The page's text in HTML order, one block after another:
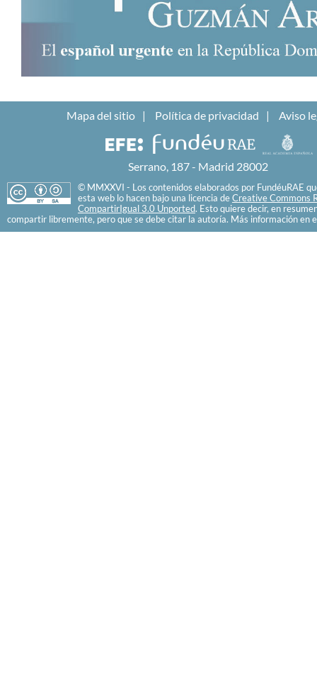
Mapa del sitio Política de privacidad Aviso
Serrano, 187 - Madrid 28002
© MMXXVI - Los contenidos elaborados por FundéuRAE
esta web lo hacen bajo una licencia de Creative Commons
CompartirIgual 3.0 Unported. Esto quiere decir, en
compartir libremente, pero que se debe citar la autoría. Más información en